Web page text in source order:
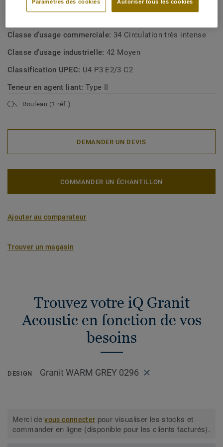
Type de revêtement de sol:
Homogeneous vinyl flooring
Classe d'usage commerciale: 34 Circulation très intense
Classe d'usage industrielle:42 Moyen
Classification UPEC: U4 P3 E2/3 C2
Teneur en agent liant: Type II
Rouleau (1 réf.)
DEMANDER UN DEVIS
COMMANDER UN ÉCHANTILLON
Ajouter au comparateur
Trouver un magasin
Trouvez votre iQ Granit
Acoustic en fonction de vos
besoins
DESIGN Granit WARM GREY 0296
Merci devous connecter pour visualiser les stocks et
commander en ligne (disponible pour les clients facturés).
Autoriser tous les cookies
Paramètres des cookies